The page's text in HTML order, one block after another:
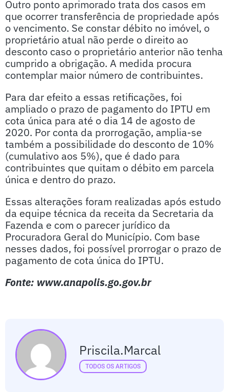
Outro ponto aprimorado trata dos casos em
que ocorrer transferência de propriedade após
o vencimento. Se constar débito no imóvel, o
proprietário atual não perde o direito ao
desconto caso o proprietário anterior não tenha
cumprido a obrigação. A medida procura
contemplar maior número de contribuintes.
Para dar efeito a essas retificações, foi
ampliado o prazo de pagamento do IPTU em
cota única para até o dia 14 de agosto de
2020. Por conta da prorrogação, amplia-se
também a possibilidade do desconto de 10%
(cumulativo aos 5%), que é dado para
contribuintes que quitam o débito em parcela
única e dentro do prazo.
Essas alterações foram realizadas após estudo
da equipe técnica da receita da Secretaria da
Fazenda e com o parecer jurídico da
Procuradora Geral do Município. Com base
nesses dados, foi possível prorrogar o prazo de
pagamento de cota única do IPTU.
Fonte: www.anapolis.go.gov.br
Priscila.marcal
TODOS OS ARTIGOS